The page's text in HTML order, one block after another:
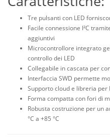
Tre pulsanti con LED
Facile connessione I²C
aggiuntivi
Microcontrollore integrato
controllo dei LED
Collegabile in cascata per
Interfaccia SWD permette
Supporto cloud e libreria per
Forma compatta con fori di
Robusta costruzione per un
°C a +85 °C